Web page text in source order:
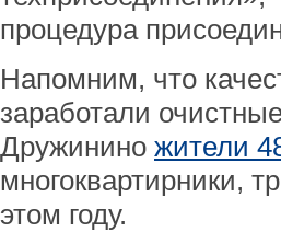
процедура
Напомним, что
заработали
Дружинино жители
многоквартирники,
этом году.